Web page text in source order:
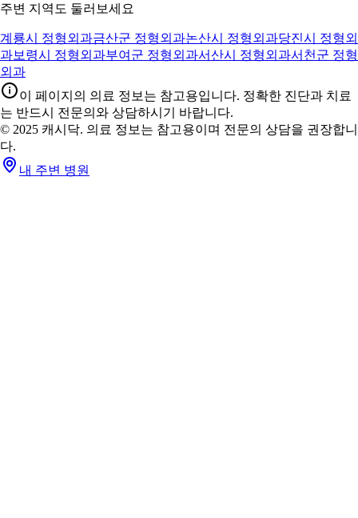
주변 지역도 둘러보세요
계룡시 정형외과금산군 정형외과논산시 정형외과당진시 정형외
과보령시 정형외과부여군 정형외과서산시 정형외과서천군 정형
외과
이 페이지의 의료 정보는 참고용입니다. 정확한 진단과 치료
는 반드시 전문의와 상담하시기 바랍니다.
© 2025 캐시닥. 의료 정보는 참고용이며 전문의 상담을 권장합니
다.
내 주변 병원